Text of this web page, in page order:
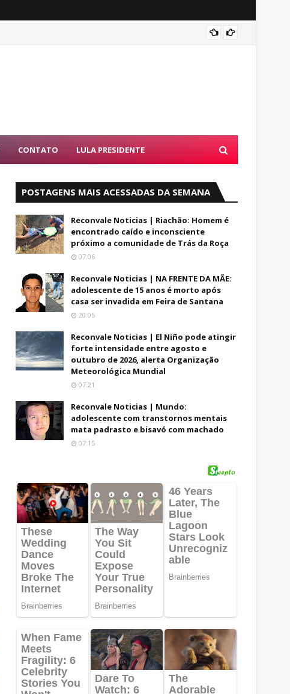
CONTATO LULA PRESIDENTE
POSTAGENS MAIS ACESSADAS DA SEMANA
Reconvale Noticias | Riachão: Homem é
encontrado caído e inconsciente
próximo a comunidade de Trás da Roça
07:06
Reconvale Noticias | NA FRENTE DA MÃE:
adolescente de 15 anos é morto após
casa ser invadida em Feira de Santana
20:05
Reconvale Noticias | El Niño pode atingir
forte intensidade entre agosto e
outubro de 2026, alerta Organização
Meteorológica Mundial
07:21
Reconvale Noticias | Mundo:
adolescente com transtornos mentais
mata padrasto e bisavó com machado
07:15